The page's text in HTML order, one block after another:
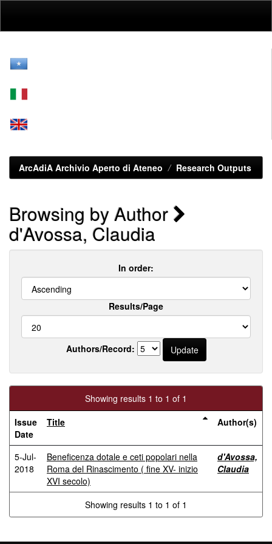
ArcAdiA Archivio Aperto di Ateneo Research Outputs
Browsing by Author
d'Avossa, Claudia
In order:
Results/Page
Authors/Record:
Showing results 1 to 1 of 1
Issue
Date
Title Author(s)
5-Jul-
2018
Beneficenza dotale e ceti popolari nella
Roma del Rinascimento ( fine XV- inizio
XVI secolo)
d'Avossa,
Claudia
Showing results 1 to 1 of 1